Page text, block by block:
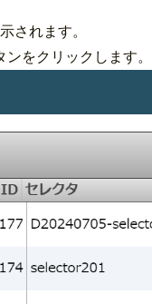
されます。
をクリックします。